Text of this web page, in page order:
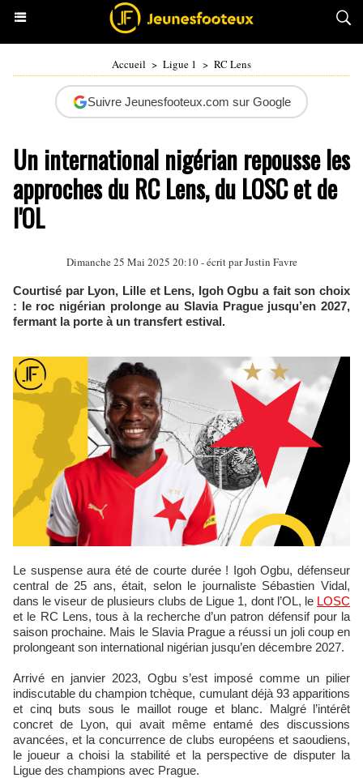
Accueil > Ligue 1 > RC Lens
Suivre Jeunesfooteux.com sur Google
Un international nigérian repousse les
approches du RC Lens, du LOSC et de
l'OL
Dimanche 25 Mai 2025 20:10 - écrit parJustin Favre
Courtisé par Lyon, Lille et Lens, Igoh Ogbu a fait son choix
: le roc nigérian prolonge au Slavia Prague jusqu’en 2027,
fermant la porte à un transfert estival.
Le suspense aura été de courte durée ! Igoh Ogbu, défenseur
central de 25 ans, était, selon le journaliste Sébastien Vidal,
dans le viseur de plusieurs clubs de Ligue 1, dont l’OL, le LOSC
et le RC Lens, tous à la recherche d’un patron défensif pour la
saison prochaine. Mais le Slavia Prague a réussi un joli coup en
prolongeant son international nigérian jusqu’en décembre 2027.
Arrivé en janvier 2023, Ogbu s’est imposé comme un pilier
indiscutable du champion tchèque, cumulant déjà 93 apparitions
et cinq buts sous le maillot rouge et blanc. Malgré l’intérêt
concret de Lyon, qui avait même entamé des discussions
avancées, et la concurrence de clubs européens et saoudiens,
le joueur a choisi la stabilité et la perspective de disputer la
Ligue des champions avec Prague.